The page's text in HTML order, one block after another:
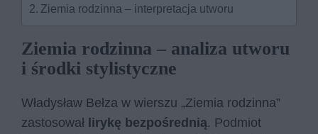
Ziemia rodzinna – interpretacja utworu
Ziemia rodzinna – analiza utworu
i środki stylistyczne
Władysław Bełza w wierszu „Ziemia rodzinna”
zastosował lirykę bezpośrednią. Podmiot